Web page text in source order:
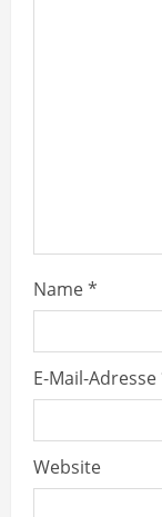
n
g
Name*
E-Mail-Adresse
Website